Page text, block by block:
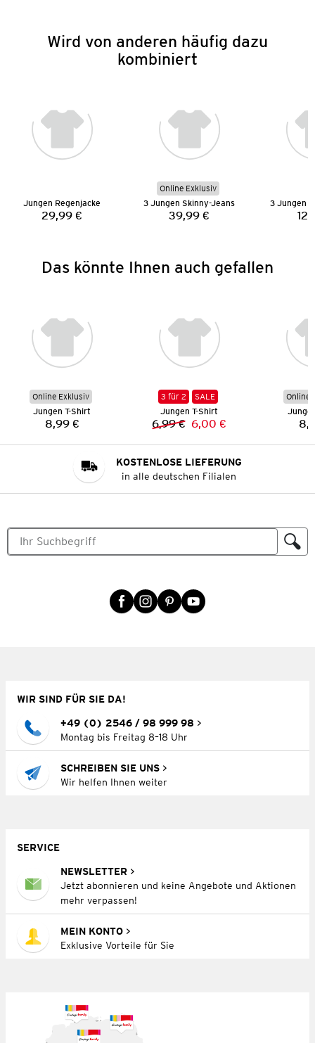
Wird von anderen häufig dazu
kombiniert
Jungen Regenjacke
Preis:
29,99 €
Online Exklusiv
3 Jungen Skinny-Jeans
Preis:
39,99 €
3 Jungen
Das könnte Ihnen auch gefallen
Online Exklusiv
Jungen T-Shirt
Preis:
8,99 €
3 für 2
SALE
Jungen T-Shirt
Vorheriger Preis:
6,99 € Neuer Preis:
6,00 €
Online
KOSTENLOSE LIEFERUNG
in alle deutschen Filialen
WIR SIND FÜR SIE DA!
+49 (0) 2546 / 98 999 98
Montag bis Freitag 8–18 Uhr
SCHREIBEN SIE UNS
Wir helfen Ihnen weiter
SERVICE
NEWSLETTER
Jetzt abonnieren und keine Angebote und Aktionen
mehr verpassen!
MEIN KONTO
Exklusive Vorteile für Sie